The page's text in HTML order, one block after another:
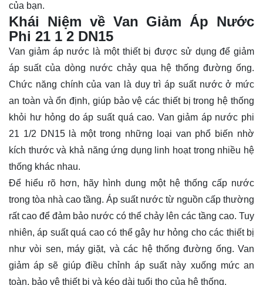
của bạn.
Khái Niệm về Van Giảm Áp Nước
Phi 21 1 2 DN15
Van giảm áp nước là một thiết bị được sử dụng để giảm
áp suất của dòng nước chảy qua hệ thống đường ống.
Chức năng chính của van là duy trì áp suất nước ở mức
an toàn và ổn định, giúp bảo vệ các thiết bị trong hệ thống
khỏi hư hỏng do áp suất quá cao. Van giảm áp nước phi
21 1/2 DN15 là một trong những loại van phổ biến nhờ
kích thước và khả năng ứng dụng linh hoạt trong nhiều hệ
thống khác nhau.
Để hiểu rõ hơn, hãy hình dung một hệ thống cấp nước
trong tòa nhà cao tầng. Áp suất nước từ nguồn cấp thường
rất cao để đảm bảo nước có thể chảy lên các tầng cao. Tuy
nhiên, áp suất quá cao có thể gây hư hỏng cho các thiết bị
như vòi sen, máy giặt, và các hệ thống đường ống. Van
giảm áp sẽ giúp điều chỉnh áp suất này xuống mức an
toàn, bảo vệ thiết bị và kéo dài tuổi thọ của hệ thống.